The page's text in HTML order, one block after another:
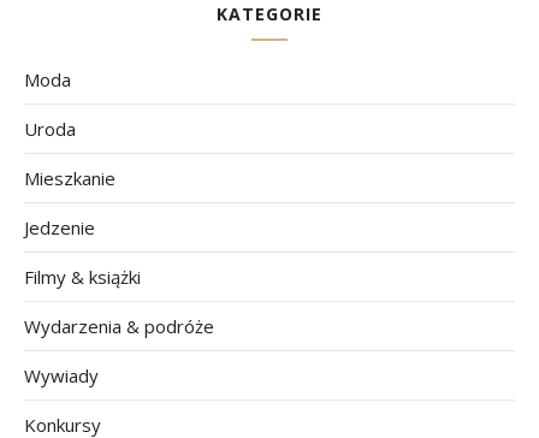
KATEGORIE
Moda
Uroda
Mieszkanie
Jedzenie
Filmy & książki
Wydarzenia & podróże
Wywiady
Konkursy